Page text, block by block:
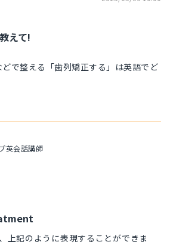
えて!
で整える「歯列矯正する」は英語でど
英会話講師
上記のように表現することができま